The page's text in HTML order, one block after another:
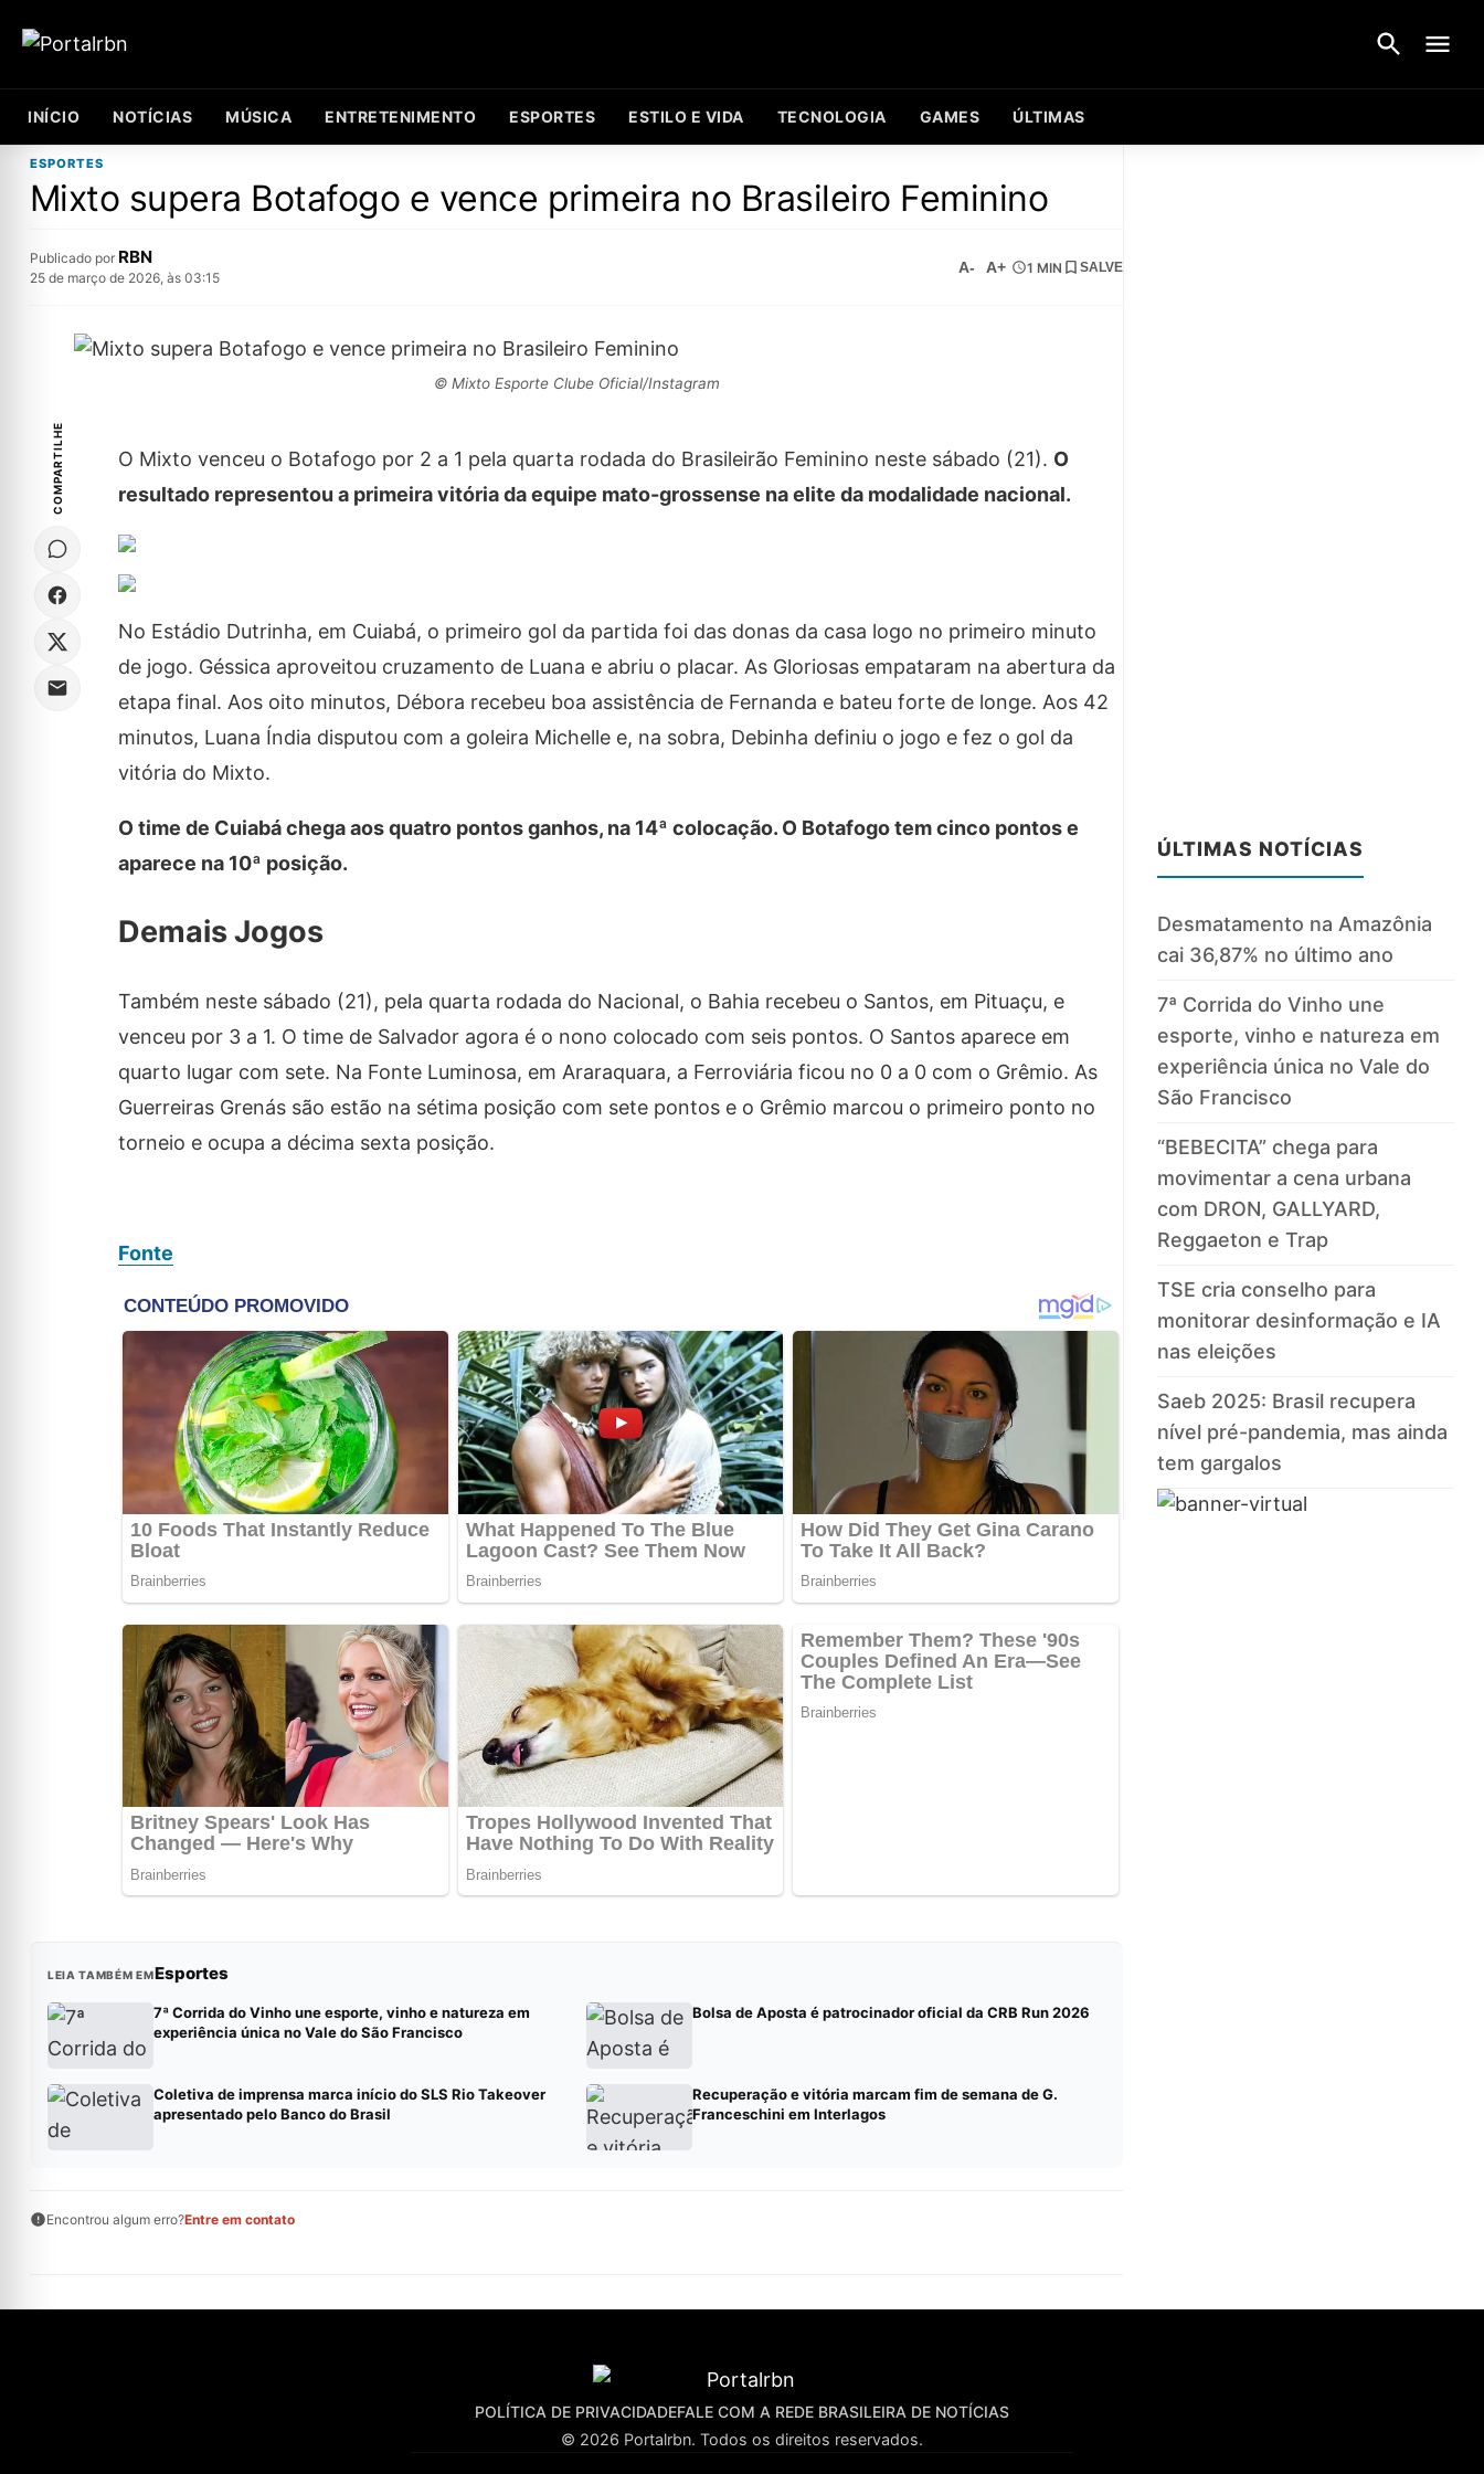
INÍCIO NOTÍCIAS MÚSICA ENTRETENIMENTO ESPORTES ESTILO E VIDA TECNOLOGIA GAMES ÚLTIMAS
ESPORTES
Mixto supera Botafogo e vence primeira no Brasileiro Feminino
Publicado por RBN
25 de março de 2026, às 03:15
A- A+ 1 MIN SALVE
© Mixto Esporte Clube Oficial/Instagram
COMPARTILHE O Mixto venceu o Botafogo por 2 a 1 pela quarta rodada do Brasileirão Feminino neste sábado (21). O
resultado representou a primeira vitória da equipe mato-grossense na elite da modalidade nacional.
No Estádio Dutrinha, em Cuiabá, o primeiro gol da partida foi das donas da casa logo no primeiro minuto
de jogo. Géssica aproveitou cruzamento de Luana e abriu o placar. As Gloriosas empataram na abertura da
etapa final. Aos oito minutos, Débora recebeu boa assistência de Fernanda e bateu forte de longe. Aos 42
minutos, Luana Índia disputou com a goleira Michelle e, na sobra, Debinha definiu o jogo e fez o gol da
vitória do Mixto.
O time de Cuiabá chega aos quatro pontos ganhos, na 14ª colocação. O Botafogo tem cinco pontos e
aparece na 10ª posição.
Demais Jogos
Também neste sábado (21), pela quarta rodada do Nacional, o Bahia recebeu o Santos, em Pituaçu, e
venceu por 3 a 1. O time de Salvador agora é o nono colocado com seis pontos. O Santos aparece em
quarto lugar com sete. Na Fonte Luminosa, em Araraquara, a Ferroviária ficou no 0 a 0 com o Grêmio. As
Guerreiras Grenás são estão na sétima posição com sete pontos e o Grêmio marcou o primeiro ponto no
torneio e ocupa a décima sexta posição.
Fonte
LEIA TAMBÉM EMEsportes
7ª Corrida do Vinho une esporte, vinho e natureza em
experiência única no Vale do São Francisco
Bolsa de Aposta é patrocinador oficial da CRB Run 2026
Coletiva de imprensa marca início do SLS Rio Takeover
apresentado pelo Banco do Brasil
Recuperação e vitória marcam fim de semana de G.
Franceschini em Interlagos
Encontrou algum erro?Entre em contato
ÚLTIMAS NOTÍCIAS
Desmatamento na Amazônia
cai 36,87% no último ano
7ª Corrida do Vinho une
esporte, vinho e natureza em
experiência única no Vale do
São Francisco
“BEBECITA” chega para
movimentar a cena urbana
com DRON, GALLYARD,
Reggaeton e Trap
TSE cria conselho para
monitorar desinformação e IA
nas eleições
Saeb 2025: Brasil recupera
nível pré-pandemia, mas ainda
tem gargalos
POLÍTICA DE PRIVACIDADEFALE COM A REDE BRASILEIRA DE NOTÍCIAS
© 2026 Portalrbn. Todos os direitos reservados.